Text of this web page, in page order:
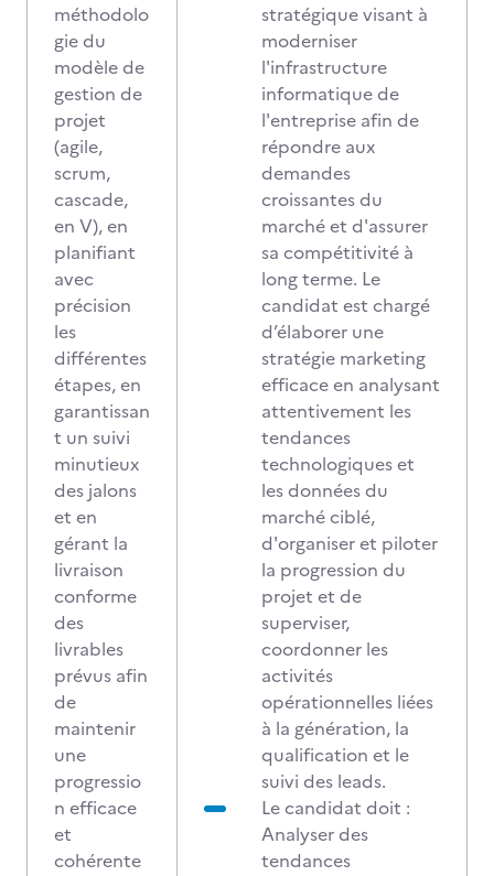
méthodolo
gie du
modèle de
gestion de
projet
(agile,
scrum,
cascade,
en V), en
planifiant
avec
précision
les
différentes
étapes, en
garantissan
t un suivi
minutieux
des jalons
et en
gérant la
livraison
conforme
des
livrables
prévus afin
de
maintenir
une
progressio
n efficace
et
cohérente
stratégique visant à
moderniser
l'infrastructure
informatique de
l'entreprise afin de
répondre aux
demandes
croissantes du
marché et d'assurer
sa compétitivité à
long terme. Le
candidat est chargé
d’élaborer une
stratégie marketing
efficace en analysant
attentivement les
tendances
technologiques et
les données du
marché ciblé,
d'organiser et piloter
la progression du
projet et de
superviser,
coordonner les
activités
opérationnelles liées
à la génération, la
qualification et le
suivi des leads.
Le candidat doit :
Analyser des
tendances